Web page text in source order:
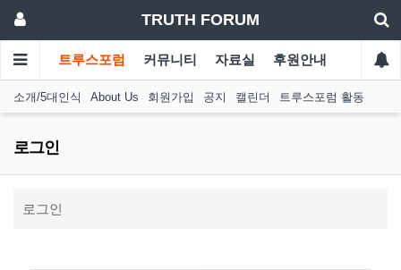
TRUTH FORUM
트루스포럼 커뮤니티 자료실 후원안내
소개/5대인식 About Us 회원가입 공지 캘린더 트루스포럼 활동
로그인
로그인